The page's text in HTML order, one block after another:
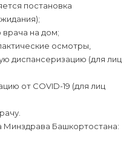
постановка
на дом;
осмотры,
диспансеризацию (для лиц
от COVID-19 (для лиц
Минздрава Башкортостана: